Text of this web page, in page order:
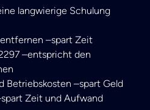
langwierige Schulung
–spart Zeit
–entspricht den
Betriebskosten –spart Geld
Zeit und Aufwand